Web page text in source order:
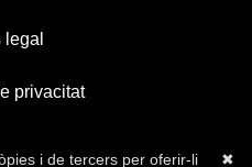
privacitat
✖
i de tercers per oferir-li